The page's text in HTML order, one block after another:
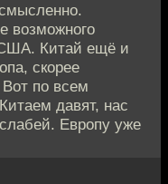
возможного
США. Китай ещё и
скорее
по всем
давят, нас
Европу уже